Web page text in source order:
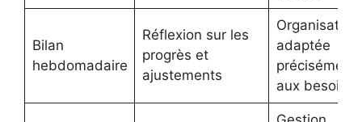
Bilan
hebdomadaire
Réflexion sur les
progrès et
ajustements
Organisation
adaptée
précisément
aux besoins